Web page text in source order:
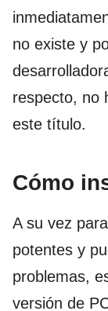
no existe y
respecto, no
este título.
Cómo
A su vez
potentes y
problemas,
versión de